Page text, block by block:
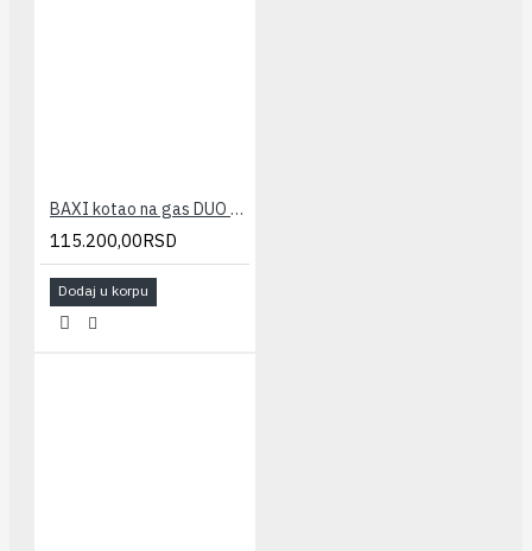
BAXI kotao na gas DUO TEC COMPACT 24GA(22-26kw - kombi)
115.200,00RSD
Dodaj u korpu